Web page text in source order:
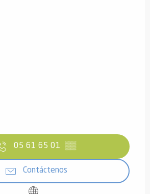
05 61 65 01 ▒▒
Contáctenos